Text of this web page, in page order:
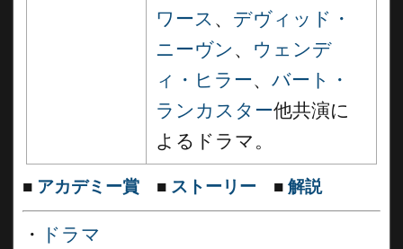
ワース 、 デヴィッド・
ニーヴン 、 ウェンデ
ィ・ヒラー、 バート・
ランカスター他共演に
よるドラマ。
■ アカデミー賞 ■ ストーリー ■ 解説
・ ドラマ